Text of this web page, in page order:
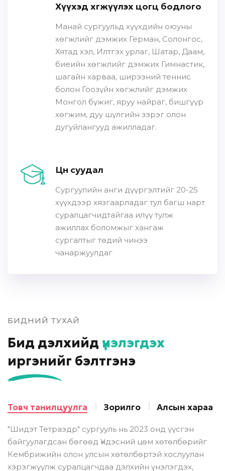
Хүүхэд хөгжүүлэх цогц бодлого
Манай сургуульд хүүхдийн оюуны
хөгжлийг дэмжих Герман, Солонгос,
Хятад хэл, Илтгэх урлаг, Шатар, Даам,
биеийн хөгжлийг дэмжих Гимнастик,
шагайн харваа, ширээний теннис
болон Гоозүйн хөгжлийг дэмжих
Монгол бүжиг, яруу найраг, бишгүүр
хөгжим, дуу шүлгийн зэрэг олон
дугуйлангууд ажилладаг.
Цөөн суудал
Сургуулийн анги дүүргэлтийг 20-25
хүүхдээр хязгаарладаг тул багш нарт
суралцагчидтайгаа илүү тулж
ажиллах боломжыг хангаж
сургалтыг төдий чинээ
чанаржуулдаг
БИДНИЙ ТУХАЙ
Бид дэлхийд үнэлэгдэх
иргэнийг бэлтгэнэ
Товч танилцуулга Зорилго Алсын хараа
"Шидэт Тетраэдр" сургууль нь 2023 онд үүсгэн
байгуулагдсан бөгөөд Үндэсний цөм хөтөлбөрийг
Кембрижийн олон улсын хөтөлбөртэй хослуулан
хэрэгжүүлж суралцагчдаа дэлхийн үнэлэгдэх,